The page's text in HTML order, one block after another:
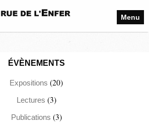
Menu
ÉVÈNEMENTS
Expositions (20)
Lectures (3)
Publications (3)